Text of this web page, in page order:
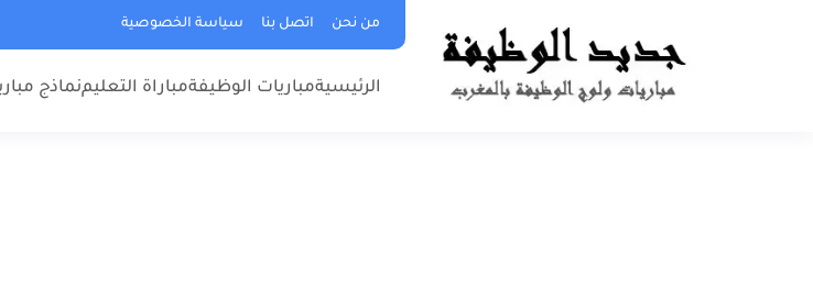
من نحن اتصل بنا سياسة الخصوصية
الرئيسيةمباريات الوظيفةمباراة التعليمنماذج